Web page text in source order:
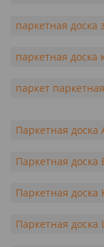
паркетная доска
паркетная доска
паркет
Паркетная доска
Паркетная доска
Паркетная доска
Паркетная доска